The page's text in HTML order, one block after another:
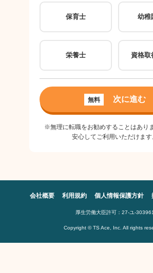
保育士 幼稚
栄養士 資格取
無料 次に進む
※無理に転職をお勧めすることはあり
安心してご利用いただけます
会社概要 利用規約 個人情報保護方針
厚生労働大臣許可：27-ユ-303961
Copyright © TS Ace, Inc. All rights